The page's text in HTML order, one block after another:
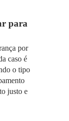
para
por
caso é
o tipo
justo e